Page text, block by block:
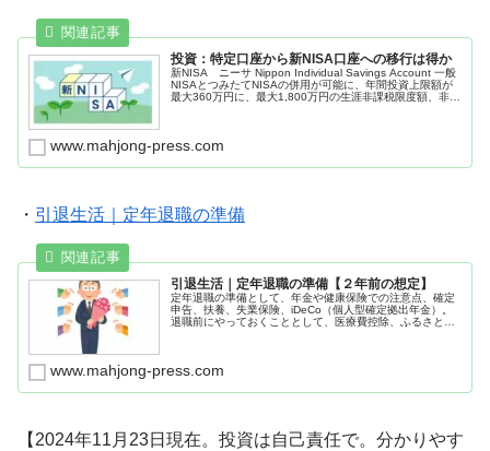
投資：特定口座から新NISA口座への移行は得か
新NISA ニーサ Nippon Individual Savings Account 一般
NISAとつみたてNISAの併用が可能に、年間投資上限額が
最大360万円に、最大1,800万円の生涯非課税限度額、非課
www.mahjong-press.com
・ 引退生活｜定年退職の準備
引退生活｜定年退職の準備【２年前の想定】
定年退職の準備として、年金や健康保険での注意点、確定
申告、扶養、失業保険、iDeCo（個人型確定拠出年金）。
退職前にやっておくこととして、医療費控除、ふるさと納
www.mahjong-press.com
【2024年11月23日現在。投資は自己責任で。分かりやす